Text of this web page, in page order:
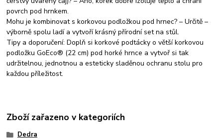
povrch pod hrnkem.
Mohu je kombinovat s korkovou podložkou pod hrnec? – Určitě –
výborně spolu ladí a vytvoří krásný přírodní set na stůl.
Tipy a doporučení: Doplň si korkové podtácky o větší korkovou
podložku GoEco® (22 cm) pod horké hrnce a vytvoř si tak
udržitelnou, jednotnou a esteticky sladěnou ochranu stolu pro
každou příležitost.
Zboží zařazeno v kategoriích
Dedra